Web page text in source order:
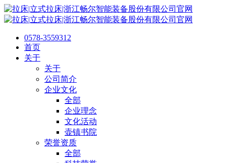
0578-3559312
首页
关于
关于
公司简介
企业文化
全部
企业理念
文化活动
壶镇书院
荣誉资质
全部